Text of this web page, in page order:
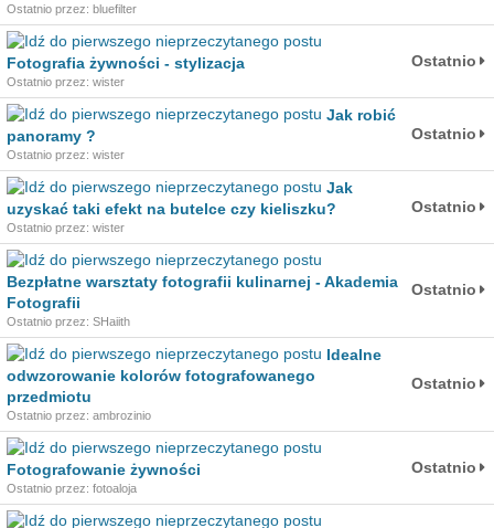
Ostatnio przez: bluefilter
Fotografia żywności - stylizacja
Ostatnio przez: wister
Ostatnio
Jak robić
panoramy ?
Ostatnio przez: wister
Ostatnio
Jak
uzyskać taki efekt na butelce czy kieliszku?
Ostatnio przez: wister
Ostatnio
Bezpłatne warsztaty fotografii kulinarnej - Akademia
Fotografii
Ostatnio przez: SHaiith
Ostatnio
Idealne
odwzorowanie kolorów fotografowanego
przedmiotu
Ostatnio przez: ambrozinio
Ostatnio
Fotografowanie żywności
Ostatnio przez: fotoaloja
Ostatnio